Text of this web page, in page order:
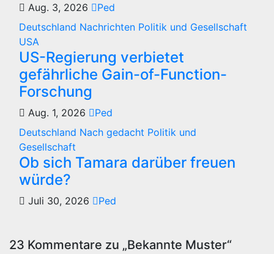
Aug. 3, 2026
Ped
Deutschland Nachrichten Politik und Gesellschaft
USA
US-Regierung verbietet
gefährliche Gain-of-Function-
Forschung
Aug. 1, 2026
Ped
Deutschland Nach gedacht Politik und
Gesellschaft
Ob sich Tamara darüber freuen
würde?
Juli 30, 2026 Ped
23 Kommentare zu „Bekannte Muster“